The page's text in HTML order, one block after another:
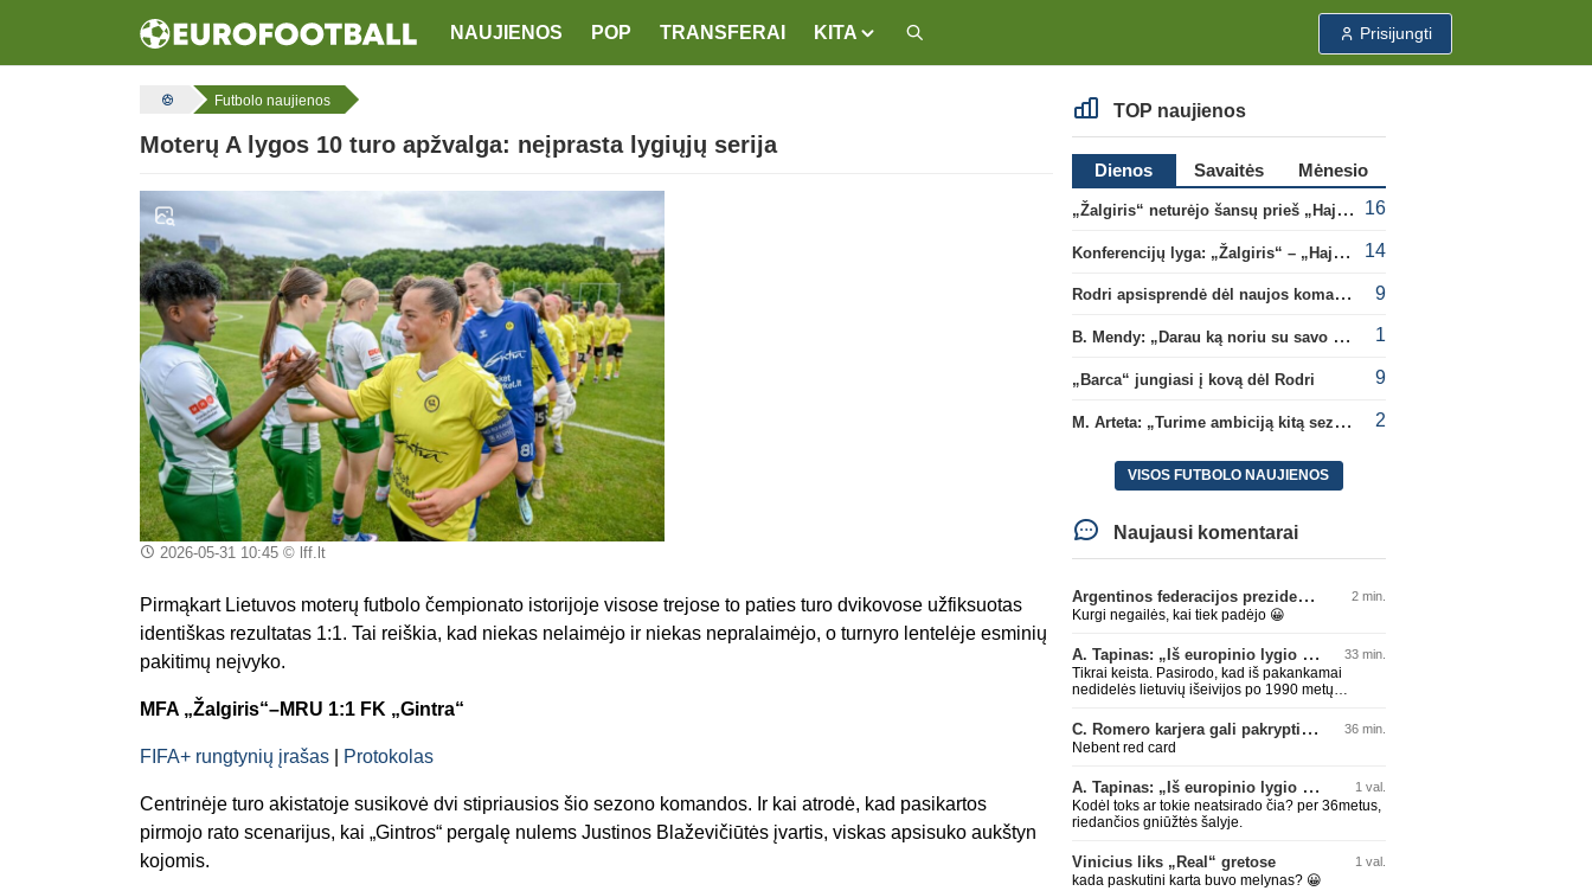
NAUJIENOS POP TRANSFERAI KITA Prisijungti
Futbolo naujienos
Moterų A lygos 10 turo apžvalga: neįprasta lygiųjų serija
2026-05-31 10:45© lff.lt
Pirmąkart Lietuvos moterų futbolo čempionato istorijoje visose trejose to paties turo dvikovose užfiksuotas
identiškas rezultatas 1:1. Tai reiškia, kad niekas nelaimėjo ir niekas nepralaimėjo, o turnyro lentelėje esminių
pakitimų neįvyko.
MFA „Žalgiris“–MRU 1:1 FK „Gintra“
FIFA+ rungtynių įrašas Protokolas
Centrinėje turo akistatoje susikovė dvi stipriausios šio sezono komandos. Ir kai atrodė, kad pasikartos
pirmojo rato scenarijus, kai „Gintros“ pergalę nulems Justinos Blaževičiūtės įvartis, viskas apsisuko aukštyn
kojomis.
TOP naujienos
Dienos Savaitės
Mėnesio
„Žalgiris“ neturėjo šansų prieš „Hajduk“
16
Konferencijų lyga: „Žalgiris“ – „Hajduk“ (rungtynės tiesiogiai) 14
Rodri apsisprendė dėl naujos komandos 9
B. Mendy: „Darau ką noriu su savo pasaulio čempionato titulu“ 1
„Barca“ jungiasi į kovą dėl Rodri 9
M. Arteta: „Turime ambiciją kitą sezoną kovoti dėl visų titulų“ 2
VISOS FUTBOLO NAUJIENOS
Naujausi komentarai
Argentinos federacijos prezidentas C. Tapia negailėjo pagyrų G. Infantino 2 min.
Kurgi negailės, kai tiek padėjo 😀
A. Tapinas: „Iš europinio lygio komandos gavom gerų pamokų“ 33 min.
Tikrai keista. Pasirodo, kad iš pakankamai
nedidelės lietuvių išeivijos po 1990 metų
talentingas jaunuolis, mokantis apsivesti
abejomis kojomis, mokantis visokiausių ’fintų’,
stiprus fiziškai, kurio nepastumsi kaip Golubicko,
antrame aukšte neblogai atrodantis, greitai
priimantis dažniausiai teisingus sprendimus, ir
dar turintis neblogą greitį. O Lietuvoje net tokie
Bet iš 1-2 aukštesnio lygio žaidėjų rimtos
rinktinės nesulipdysi...
C. Romero karjera gali pakrypti į Ispaniją 36 min.
Nebent red card
A. Tapinas: „Iš europinio lygio komandos gavom gerų pamokų“ 1 val.
Kodėl toks ar tokie neatsirado čia? per 36metus,
riedančios gniūžtės šalyje.
Vinicius liks „Real“ gretose 1 val.
kada paskutini karta buvo melynas? 😀